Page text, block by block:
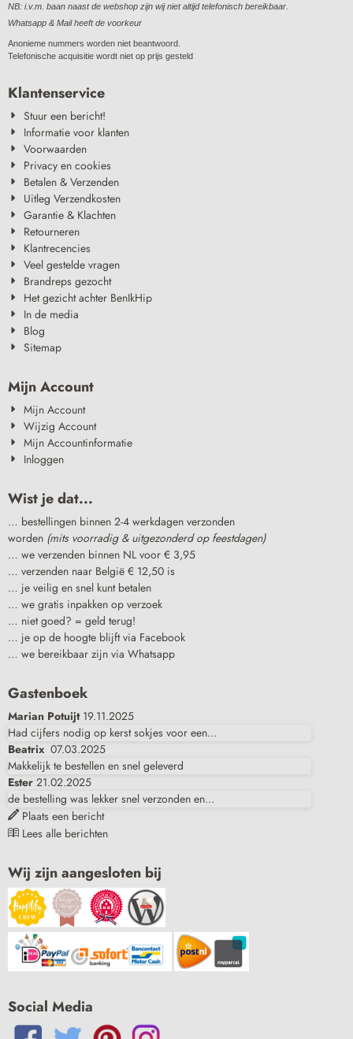
NB: i.v.m. baan naast de webshop zijn wij niet altijd telefonisch bereikbaar.
Whatsapp & Mail heeft de voorkeur
Anonieme nummers worden niet beantwoord.
Telefonische acquisitie wordt niet op prijs gesteld
Klantenservice
Stuur een bericht!
Informatie voor klanten
Voorwaarden
Privacy en cookies
Betalen & Verzenden
Uitleg Verzendkosten
Garantie & Klachten
Retourneren
Klantrecencies
Veel gestelde vragen
Brandreps gezocht
Het gezicht achter BenIkHip
In de media
Blog
Sitemap
Mijn Account
Mijn Account
Wijzig Account
Mijn Accountinformatie
Inloggen
Wist je dat...
… bestellingen binnen 2-4 werkdagen verzonden
worden (mits voorradig & uitgezonderd op feestdagen)
… we verzenden binnen NL voor € 3,95
… verzenden naar België € 12,50 is
… je veilig en snel kunt betalen
… we gratis inpakken op verzoek
… niet goed? = geld terug!
… je op de hoogte blijft via Facebook
… we bereikbaar zijn via Whatsapp
Gastenboek
Marian Potuijt 19.11.2025
Had cijfers nodig op kerst sokjes voor een...
Beatrix 07.03.2025
Makkelijk te bestellen en snel geleverd
Ester 21.02.2025
de bestelling was lekker snel verzonden en...
Plaats een bericht
Lees alle berichten
Wij zijn aangesloten bij
Social Media